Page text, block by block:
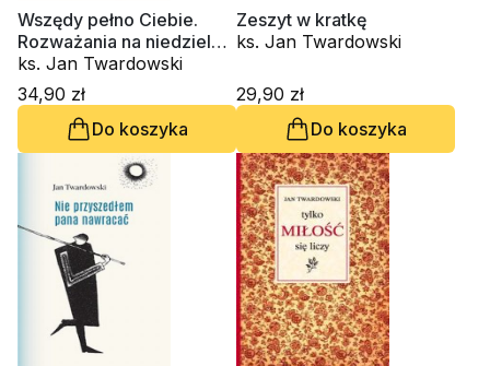
Wszędy pełno Ciebie.
Rozważania na niedziele i
święta ks. Jan Twardowski
34,90 zł
Do koszyka
Zeszyt w kratkę
ks. Jan Twardowski
29,90 zł
Do koszyka